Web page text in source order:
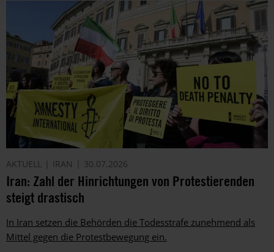
AKTUELL IRAN 30.07.2026
Iran: Zahl der Hinrichtungen von Protestierenden
steigt drastisch
In Iran setzen die Behörden die Todesstrafe zunehmend als
Mittel gegen die Protestbewegung ein.